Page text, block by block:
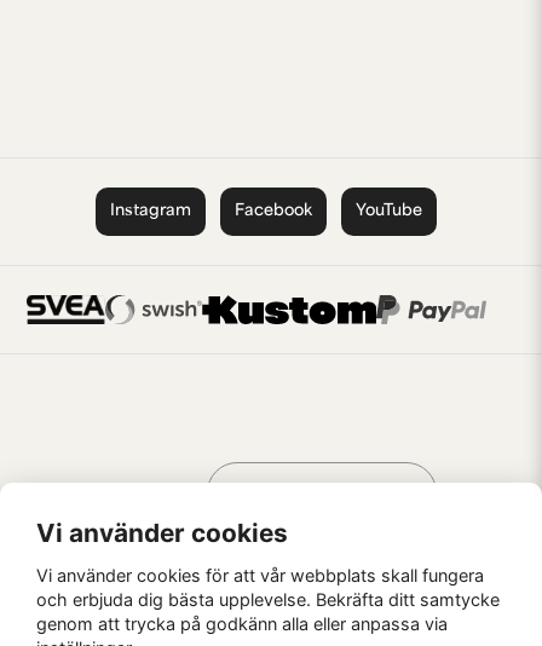
Instagram Facebook YouTube
Kaffebrus AB, Förskeppsgatan 2, 271 55 Ystad
AV KREATÖRER
Vi använder cookies
Vi använder cookies för att vår webbplats skall fungera
och erbjuda dig bästa upplevelse. Bekräfta ditt samtycke
genom att trycka på godkänn alla eller anpassa via